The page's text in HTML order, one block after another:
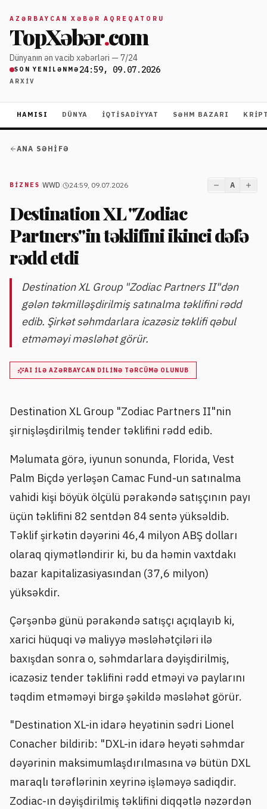
AZƏRBAYCAN XƏBƏR AQREQATORU
TopXəbər.com
Dünyanın ən vacib xəbərləri — 7/24
SON YENILƏNMƏ 24:59, 09.07.2026
ARXIV
HAMISI DÜNYA İQTISADIYYAT SƏHM BAZARI
ANA SƏHIFƏ
BIZNES WWD 24:59, 09.07.2026 A
Destination XL "Zodiac
Partners"in təklifini ikinci dəfə
rədd etdi
Destination XL Group "Zodiac Partners II"dən
gələn təkmilləşdirilmiş satınalma təklifini rədd
edib. Şirkət səhmdarlara icazəsiz təklifi qəbul
etməməyi məsləhət görür.
AI ILƏ AZƏRBAYCAN DILINƏ TƏRCÜMƏ OLUNUB
Destination XL Group "Zodiac Partners II"nin
şirnişləşdirilmiş tender təklifini rədd edib.
Məlumata görə, iyunun sonunda, Florida, Vest
Palm Biçdə yerləşən Camac Fund-un satınalma
vahidi kişi böyük ölçülü pərakəndə satışçının payı
üçün təklifini 82 sentdən 84 sentə yüksəldib.
Təklif şirkətin dəyərini 46,4 milyon ABŞ dolları
olaraq qiymətləndirir ki, bu da həmin vaxtdakı
bazar kapitalizasiyasından (37,6 milyon)
yüksəkdir.
Çərşənbə günü pərakəndə satışçı açıqlayıb ki,
xarici hüquqi və maliyyə məsləhətçiləri ilə
baxışdan sonra o, səhmdarlara dəyişdirilmiş,
icazəsiz tender təklifini rədd etməyi və paylarını
təqdim etməməyi birgə şəkildə məsləhət görür.
"Destination XL-in idarə heyətinin sədri Lionel
Conacher bildirib: "DXL-in idarə heyəti səhmdar
dəyərinin maksimumlaşdırılmasına və bütün DXL
maraqlı tərəflərinin xeyrinə işləməyə sadiqdir.
Zodiac-ın dəyişdirilmiş təklifini diqqətlə nəzərdən